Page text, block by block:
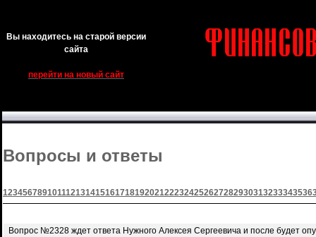
Вы находитесь на старой версии
сайта
перейти на новый сайт
Вопросы и ответы
123456789101112131415161718192021222324252627282930313233343536
Вопрос №2328 ждет ответа Нужного Алексея Сергеевича и после будет